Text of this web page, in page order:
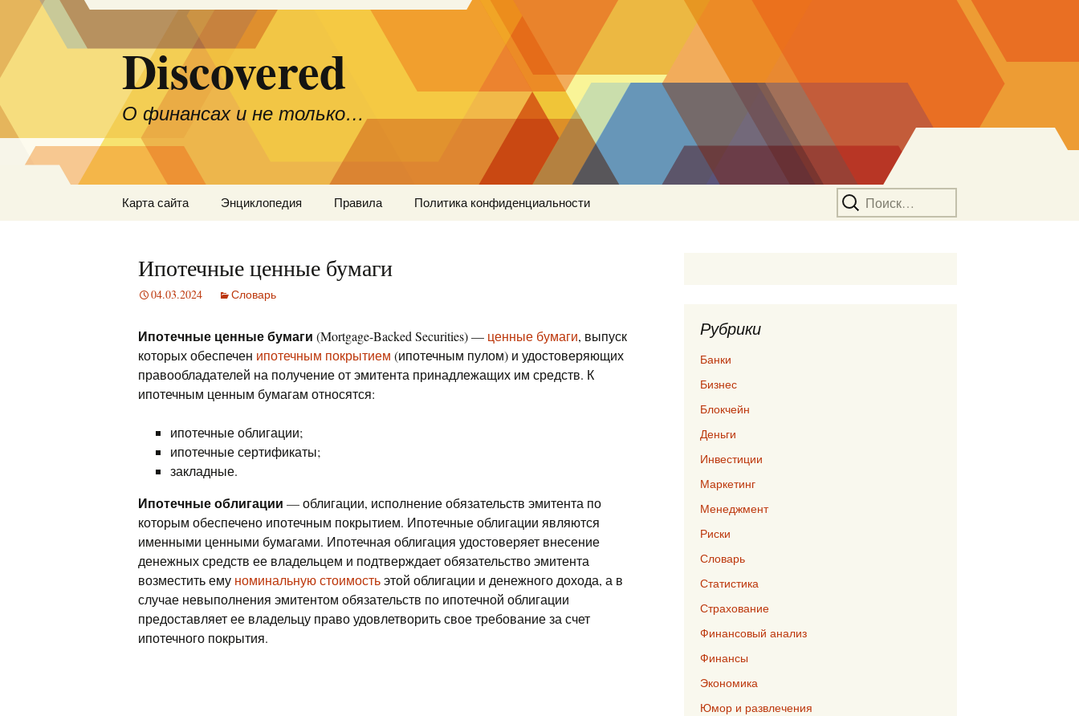
Discovered
О финансах и не только…
Карта сайта Энциклопедия Правила Политика конфиденциальности Найти:
Ипотечные ценные бумаги
04.03.2024 Словарь
Ипотечные ценные бумаги (Mortgage-Backed Securities) — ценные бумаги, выпуск
которых обеспечен ипотечным покрытием (ипотечным пулом) и удостоверяющих
правообладателей на получение от эмитента принадлежащих им средств. К
ипотечным ценным бумагам относятся:
ипотечные облигации;
ипотечные сертификаты;
закладные.
Ипотечные облигации — облигации, исполнение обязательств эмитента по
которым обеспечено ипотечным покрытием. Ипотечные облигации являются
именными ценными бумагами. Ипотечная облигация удостоверяет внесение
денежных средств ее владельцем и подтверждает обязательство эмитента
возместить ему номинальную стоимостьэтой облигации и денежного дохода, а в
случае невыполнения эмитентом обязательств по ипотечной облигации
предоставляет ее владельцу право удовлетворить свое требование за счет
ипотечного покрытия.
Рубрики
Банки
Бизнес
Блокчейн
Деньги
Инвестиции
Маркетинг
Менеджмент
Риски
Словарь
Статистика
Страхование
Финансовый анализ
Финансы
Экономика
Юмор и развлечения